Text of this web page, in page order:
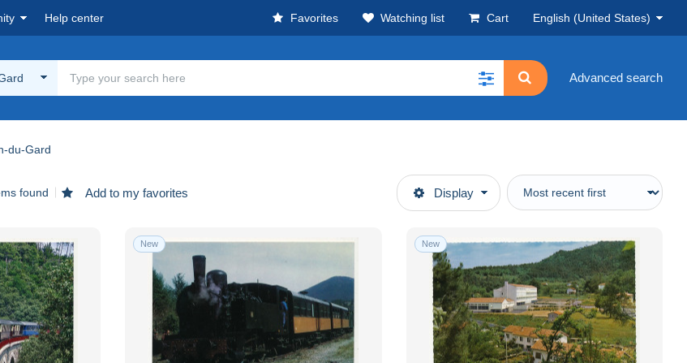
Help center Favorites Watching list Cart English (United States)
Advanced search
du-Gard
found Add to my favorites Display
New New